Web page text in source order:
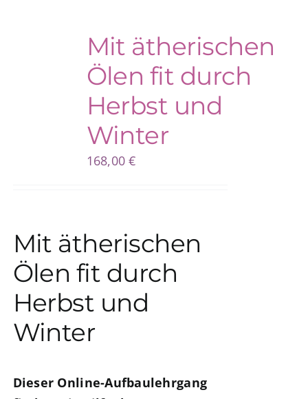
Mit ätherischen
Ölen fit durch
Herbst und
Winter
168,00€
Mit ätherischen
Ölen fit durch
Herbst und
Winter
Dieser Online-Aufbaulehrgang